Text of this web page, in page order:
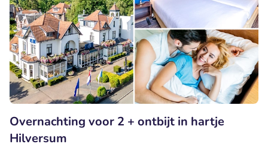
Overnachting voor 2 + ontbijt in hartje
Hilversum